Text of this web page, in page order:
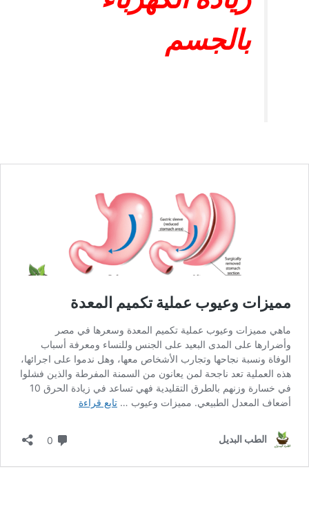
بالجسم